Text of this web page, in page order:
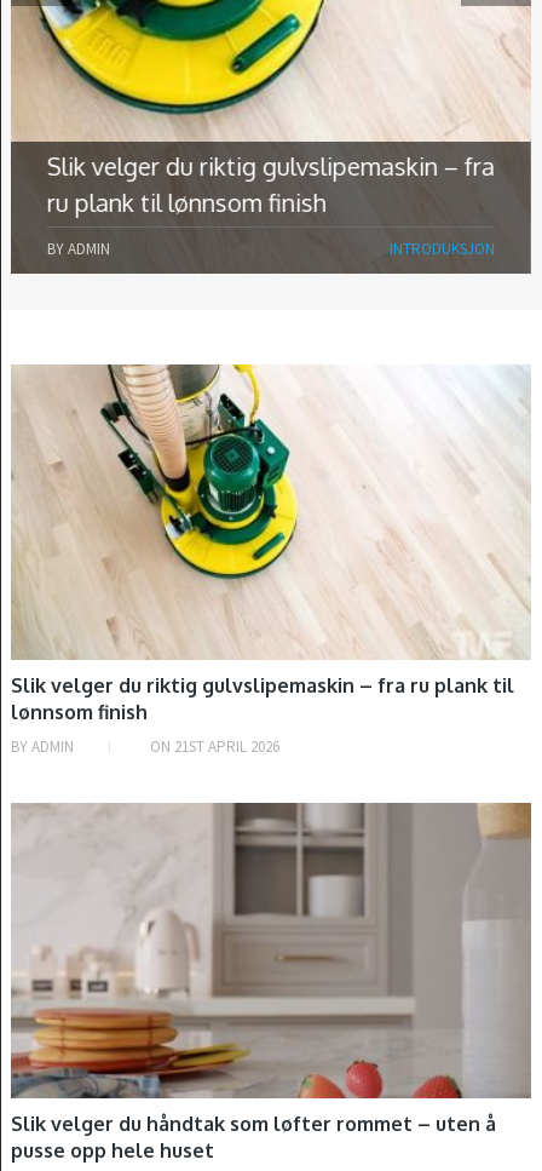
Slik velger du riktig gulvslipemaskin – fra
ru plank til lønnsom finish
BYADMIN INTRODUKSJON
INTRODUKSJON
Slik velger du riktig gulvslipemaskin – fra ru plank til
lønnsom finish
BY ADMIN ON 21ST APRIL 2026
INTRODUKSJON
Slik velger du håndtak som løfter rommet – uten å
pusse opp hele huset